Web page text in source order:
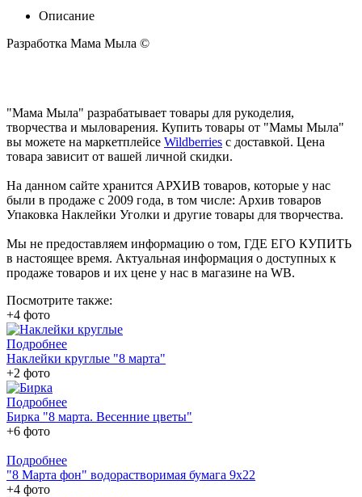
Описание
Разработка Мама Мыла ©
"Мама Мыла" разрабатывает товары для рукоделия,
творчества и мыловарения. Купить товары от "Мамы Мыла"
вы можете на маркетплейсе Wildberries с доставкой. Цена
товара зависит от вашей личной скидки.
На данном сайте хранится АРХИВ товаров, которые у нас
были в продаже с 2009 года, в том числе: Архив товаров
Упаковка Наклейки Уголки и другие товары для творчества.
Мы не предоставляем информацию о том, ГДЕ ЕГО КУПИТЬ
в настоящее время. Актуальная информация о доступных к
продаже товаров и их цене у нас в магазине на WB.
Посмотрите также:
+4 фото
Подробнее
Наклейки круглые "8 марта"
+2 фото
Подробнее
Бирка "8 марта. Весенние цветы"
+6 фото
Подробнее
"8 Марта фон" водорастворимая бумага 9х22
+4 фото